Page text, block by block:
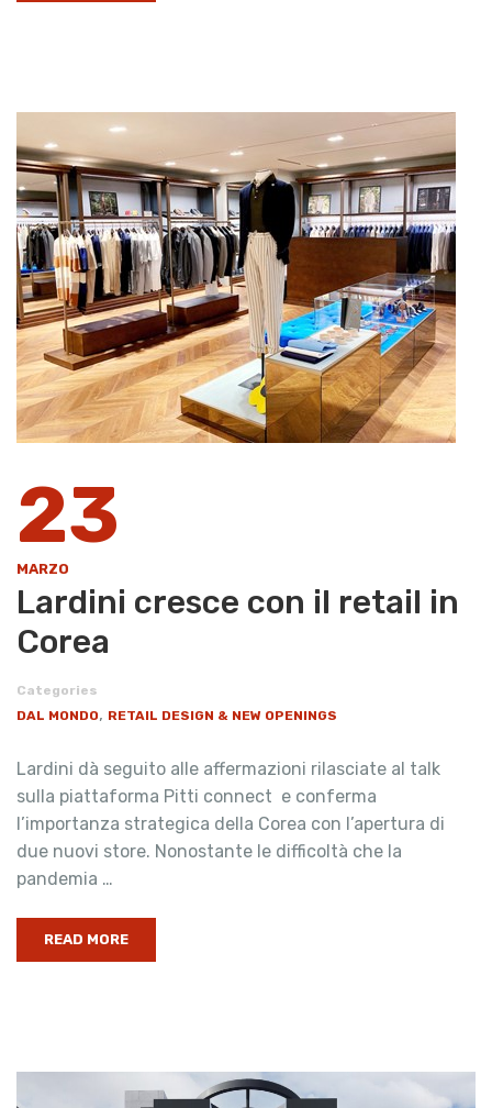
23
MARZO
Lardini cresce con il retail in
Corea
Categories
DAL MONDO, RETAIL DESIGN & NEW OPENINGS
Lardini dà seguito alle affermazioni rilasciate al talk
sulla piattaforma Pitti connect e conferma
l’importanza strategica della Corea con l’apertura di
due nuovi store. Nonostante le difficoltà che la
pandemia …
READ MORE